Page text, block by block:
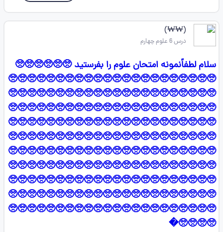
(₩₩)
درس 6 علوم چهارم
سلام لطفاًنمونه امتحان علوم را بفرستید 🥺🥺🥺🥺🥺🥺
🥺🥺🥺🥺🥺🥺🥺🥺🥺🥺🥺🥺🥺🥺🥺🥺🥺🥺🥺🥺🥺🥺
🥺🥺🥺🥺🥺🥺🥺🥺🥺🥺🥺🥺🥺🥺🥺🥺🥺🥺🥺🥺🥺🥺
🥺🥺🥺🥺🥺🥺🥺🥺🥺🥺🥺🥺🥺🥺🥺🥺🥺🥺🥺🥺🥺🥺
🥺🥺🥺🥺🥺🥺🥺🥺🥺🥺🥺🥺🥺🥺🥺🥺🥺🥺🥺🥺🥺🥺
🥺🥺🥺🥺🥺🥺🥺🥺🥺🥺🥺🥺🥺🥺🥺🥺🥺🥺🥺🥺🥺🥺
🥺🥺🥺🥺🥺🥺🥺🥺🥺🥺🥺🥺🥺🥺🥺🥺🥺🥺🥺🥺🥺🥺
🥺🥺🥺🥺🥺🥺🥺🥺🥺🥺🥺🥺🥺🥺🥺🥺🥺🥺🥺🥺🥺🥺
🥺🥺🥺🥺🥺🥺🥺🥺🥺🥺🥺🥺🥺🥺🥺🥺🥺🥺🥺🥺🥺🥺
🥺🥺🥺🥺🥺🥺🥺🥺🥺🥺🥺🥺🥺🥺🥺🥺🥺🥺🥺🥺🥺🥺
🥺🥺🥺🥺🥺🥺🥺🥺🥺🥺🥺🥺🥺🥺🥺🥺🥺🥺🥺🥺🥺🥺
🥺🥺🥺🥺�